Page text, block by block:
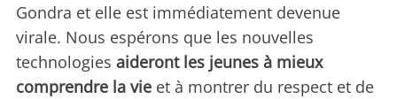
Gondra et elle est immédiatement devenue
virale. Nous espérons que les nouvelles
technologies aideront les jeunes à mieux
comprendre la vie et à montrer du respect et de